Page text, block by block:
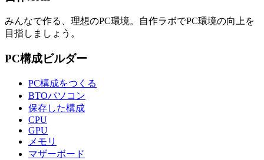
みんなで作る、理想のPC環境。 自作ラボでPC環境の向上を
目指しましょう。
PC構成ビルダー
PC構成をつくる
BTOパソコン
保存した構成
CPU
GPU
メモリ
マザーボード